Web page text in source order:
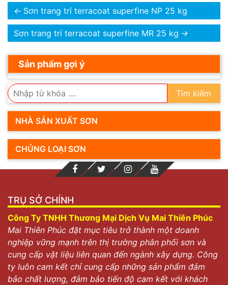
← Sơn trang trí terracoat superfine NP 25 kg
Sơn trang trí terracoat superfine MR 25 kg →
Sản phẩm gợi ý
Tìm kiếm
NHÀ SẢN XUẤT SƠN
CHỦNG LOẠI SƠN
TRỤ SỞ CHÍNH
Công Ty TNHH Thương Mại Dịch Vụ Mai Thiên Phúc
Mai Thiên Phúc đặt mục tiêu trở thành một doanh
nghiệp vững mạnh trên thị trường phân phối sơn và
cung cấp vật liệu liên quan đến ngành xây dựng. Công
ty luôn cam kết chỉ cung cấp những sản phẩm đảm
bảo chất lượng, đảm bảo tiến độ cam kết với khách